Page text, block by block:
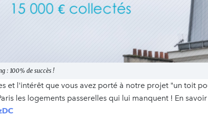
: 100% de succès !
et l'intérêt que vous avez porté à notre projet "un toit
les logements passerelles qui lui manquent ! En